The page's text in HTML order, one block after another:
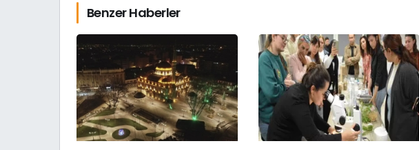
Benzer Haberler